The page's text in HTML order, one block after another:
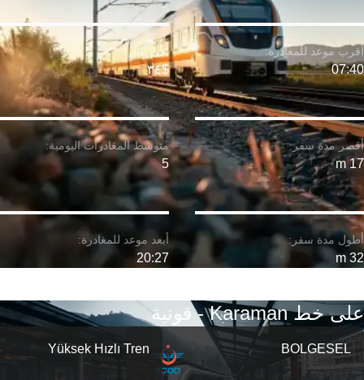
17 m
07:40
32 m
$٣٤
5
20:27
على خط Karaman - قونية
BOLGESEL
Yüksek Hızlı Tren